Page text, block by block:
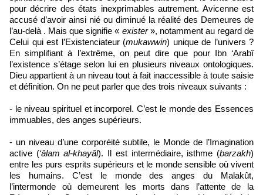
pour décrire des états inexprimables autrement. Avicenne est
accusé d’avoir ainsi nié ou diminué la réalité des Demeures de
l’au-delà . Mais que signifie « exister», notamment au regard de
Celui qui est l’Existenciateur (mukawwin) unique de l’univers ?
En simplifiant à l’extrême, on peut dire que pour Ibn ‘Arabî
l’existence s’étage selon lui en plusieurs niveaux ontologiques.
Dieu appartient à un niveau tout à fait inaccessible à toute saisie
et définition. On ne peut parler que des trois niveaux suivants :
- le niveau spirituel et incorporel. C’est le monde des Essences
immuables, des anges supérieurs.
- un niveau d’une corporéité subtile, le Monde de l’Imagination
active (‘âlam al-khayâl). Il est intermédiaire, isthme (barzakh)
entre les purs esprits supérieurs et le monde sensible où vivent
les humains. C’est le monde des anges du Malakût,
l’intermonde où demeurent les morts dans l’attente de la